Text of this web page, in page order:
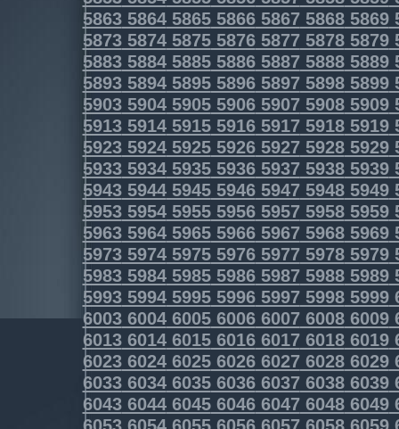
5863586458655866586758685869
5873587458755876587758785879
5883588458855886588758885889
5893589458955896589758985899
5903590459055906590759085909
5913591459155916591759185919
5923592459255926592759285929
5933593459355936593759385939
5943594459455946594759485949
5953595459555956595759585959
5963596459655966596759685969
5973597459755976597759785979
5983598459855986598759885989
5993599459955996599759985999
6003600460056006600760086009
6013601460156016601760186019
6023602460256026602760286029
6033603460356036603760386039
6043604460456046604760486049